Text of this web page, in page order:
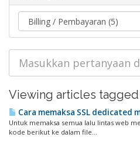
Viewing articles
Cara memaksa SSL dedicated
Untuk memaksa semua lalu lintas web
kode berikut ke dalam file...